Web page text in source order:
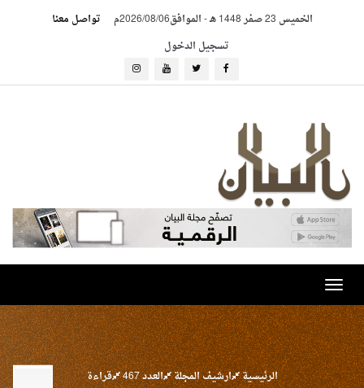
الخميس 23 صفر 1448 هـ -الموافق2026/08/06م
تواصل معنا
تسجيل الدخول
Toggle
navigation
الرئيسية ارشيف المجلة العدد 467 قراءة